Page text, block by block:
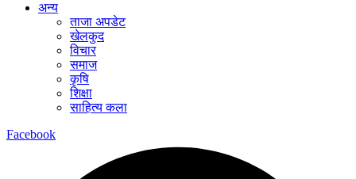
अन्य
ताजा अपडेट
खेलकुद
विचार
समाज
कृषि
शिक्षा
साहित्य कला
Facebook